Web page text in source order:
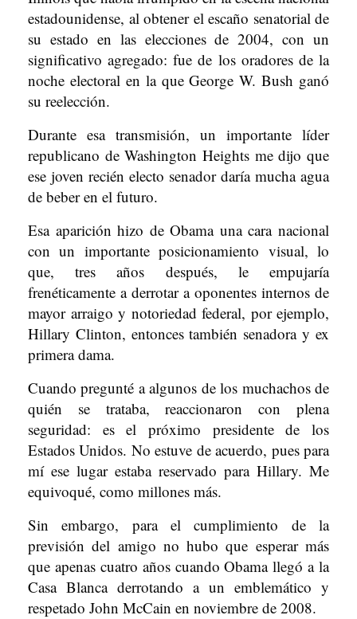
estadounidense, al obtener el escaño senatorial de
su estado en las elecciones de 2004, con un
significativo agregado: fue de los oradores de la
noche electoral en la que George W. Bush ganó
su reelección.
Durante esa transmisión, un importante líder
republicano de Washington Heights me dijo que
ese joven recién electo senador daría mucha agua
de beber en el futuro.
Esa aparición hizo de Obama una cara nacional
con un importante posicionamiento visual, lo
que, tres años después, le empujaría
frenéticamente a derrotar a oponentes internos de
mayor arraigo y notoriedad federal, por ejemplo,
Hillary Clinton, entonces también senadora y ex
primera dama.
Cuando pregunté a algunos de los muchachos de
quién se trataba, reaccionaron con plena
seguridad: es el próximo presidente de los
Estados Unidos. No estuve de acuerdo, pues para
mí ese lugar estaba reservado para Hillary. Me
equivoqué, como millones más.
Sin embargo, para el cumplimiento de la
previsión del amigo no hubo que esperar más
que apenas cuatro años cuando Obama llegó a la
Casa Blanca derrotando a un emblemático y
respetado John McCain en noviembre de 2008.